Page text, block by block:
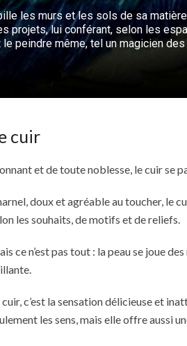
les murs et les sols de sa
projets, lui conférant, selon les
peindre même, tel un magicien
cuir
et de toute noblesse, le cuir se
doux et agréable au toucher, le
les souhaits, de motifs et de reliefs.
ce n’est pas tout : la peau se joue
cuir, c’est la sensation délicieuse et
les sens, mais elle offre aussi